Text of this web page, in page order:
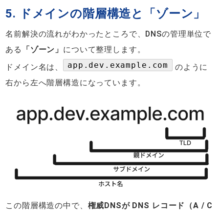
5. ドメインの階層構造と「ゾーン」
名前解決の流れがわかったところで、DNSの管理単位で
ある
「ゾーン」 について整理します。
ドメイン名は、
app.dev.example.com
のように
右から左へ階層構造になっています。
この階層構造の中で、 権威DNSが DNS レコード（A / C